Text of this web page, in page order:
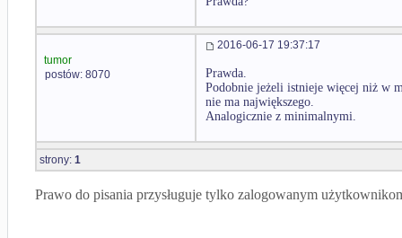
tumor
postów: 8070
2016-06-17 19:37:17
Prawda.
Podobnie jeżeli istnieje więcej niż w
nie ma największego.
Analogicznie z minimalnymi.
strony: 1
Prawo do pisania przysługuje tylko zalogowanym